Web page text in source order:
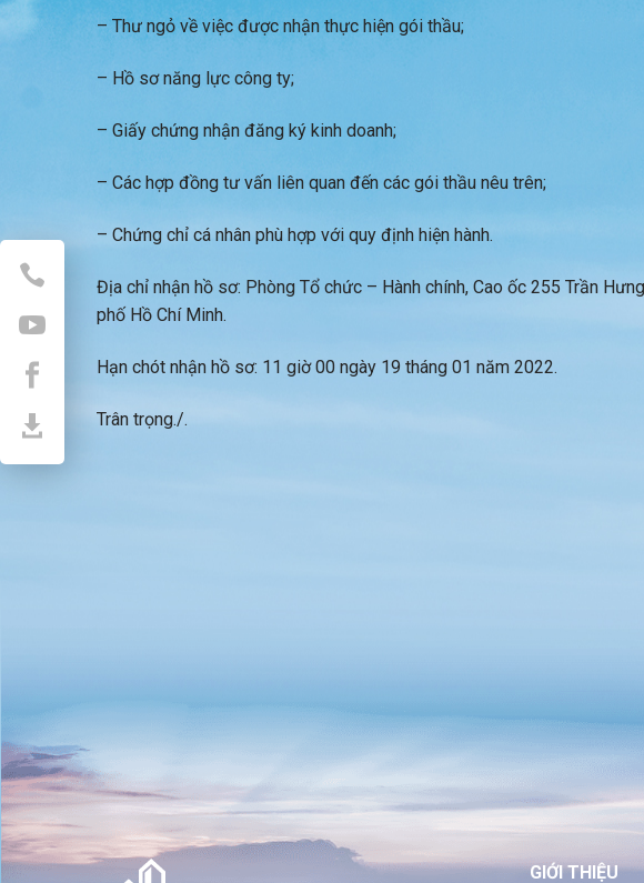
– Thư ngỏ về việc được nhận thực hiện gói thầu;
– Hồ sơ năng lực công ty;
– Giấy chứng nhận đăng ký kinh doanh;
– Các hợp đồng tư vấn liên quan đến các gói thầu nêu trên;
– Chứng chỉ cá nhân phù hợp với quy định hiện hành.
Địa chỉ nhận hồ sơ: Phòng Tổ chức – Hành chính, Cao ốc 255 Trần
phố Hồ Chí Minh.
Hạn chót nhận hồ sơ: 11 giờ 00 ngày 19 tháng 01 năm 2022.
Trân trọng./.
GIỚI THIỆU